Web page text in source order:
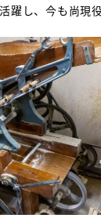
躍し、今も尚現